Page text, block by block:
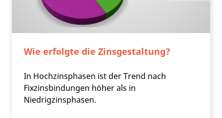
Wie erfolgte die Zinsgestaltung?
In Hochzinsphasen ist der Trend nach
Fixzinsbindungen höher als in
Niedrigzinsphasen.